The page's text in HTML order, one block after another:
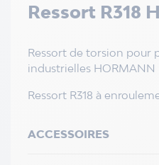
Ressort R318
Ressort de torsion pour
industrielles HORMANN
Ressort R318 à
ACCESSOIRES